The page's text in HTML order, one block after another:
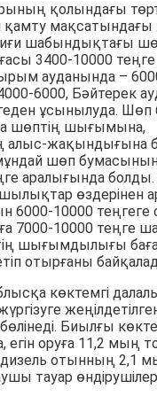
қолындағы төрт
шабындықтағы
3400-10000 теңге
ауданында –
6000, Бәйтерек
ұсынылуда.
шөптің шығымына,
жақындығына
шөп
аралығында
өздерінен
6000-10000 теңгеге
7000-10000 теңге
шығымдылығы
отырғаны
көктемгі
Биылғы
оруға 11,2 мың
дизель отынның 2,1
тауар